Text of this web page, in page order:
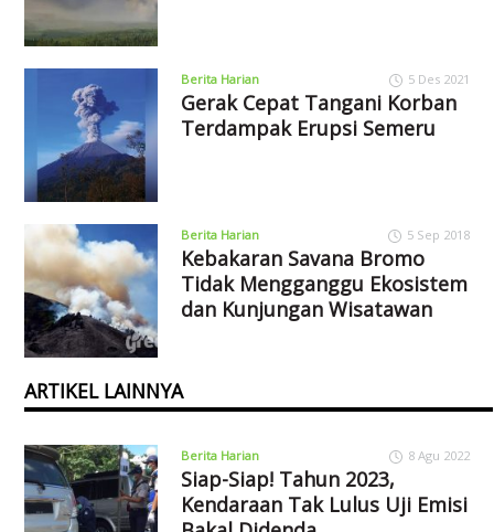
Berita Harian 5 Des 2021
Gerak Cepat Tangani Korban
Terdampak Erupsi Semeru
Berita Harian 5 Sep 2018
Kebakaran Savana Bromo
Tidak Mengganggu Ekosistem
dan Kunjungan Wisatawan
ARTIKEL LAINNYA
Berita Harian 8 Agu 2022
Siap-Siap! Tahun 2023,
Kendaraan Tak Lulus Uji Emisi